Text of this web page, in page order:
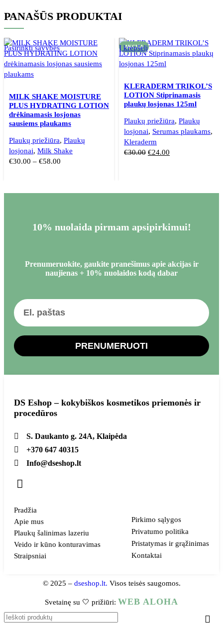
PANAŠŪS PRODUKTAI
Pasirinkti savybes
MILK SHAKE MOISTURE
PLUS HYDRATING LOTION
drėkinamasis losjonas
sausiems plaukams
Plaukų priežiūra, Plaukų
losjonai, Milk Shake
€30.00 – €58.00
AKCIJA
Į krepšelį
KLERADERM TRIKOL’S
LOTION Stiprinamasis
plaukų losjonas 125ml
Plaukų priežiūra, Plaukų
losjonai, Serumas plaukams,
Kleraderm
€30.00 €24.00
10% nuolaida pirmam apsipirkimui!
Prenumeruokite, gaukite pranešimus apie akcijas ir
naujienas + 10% nuolaidos kodą dabar
PRENUMERUOTI
DS Eshop – kokybiškos kosmetikos priemonės ir
procedūros
S. Daukanto g. 24A, Klaipėda
+370 647 40315
Info@dseshop.lt
Pradžia
Apie mus
Plaukų šalinimas lazeriu
Veido ir kūno konturavimas
Straipsniai
Pirkimo sąlygos
Privatumo politika
Pristatymas ir grąžinimas
Kontaktai
© 2025 – dseshop.lt. Visos teisės saugomos.
Svetainę su 🤍 prižiūri: WEB ALOHA